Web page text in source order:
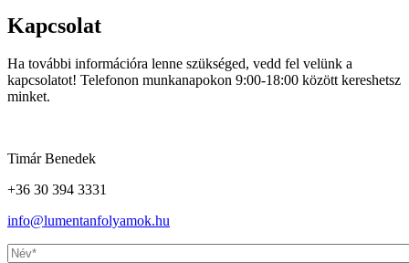
Kapcsolat
Ha további információra lenne szükséged, vedd fel velünk a
kapcsolatot! Telefonon munkanapokon 9:00-18:00 között kereshetsz
minket.
Timár Benedek
+36 30 394 3331
info@lumentanfolyamok.hu